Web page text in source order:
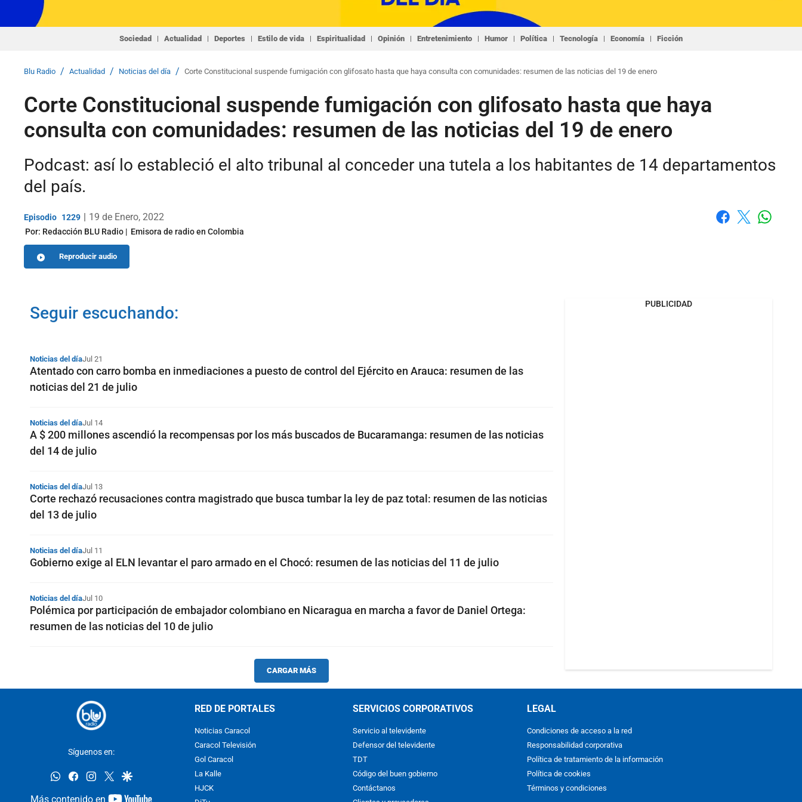
Sociedad Actualidad Deportes Estilo de vida Espiritualidad Opinión Entretenimiento Humor Política Tecnología Economía Ficción
Blu Radio / Actualidad / Noticias del día / Corte Constitucional suspende fumigación con glifosato hasta que haya consulta con comunidades: resumen de las noticias del 19 de enero
Corte Constitucional suspende fumigación con glifosato hasta que haya
consulta con comunidades: resumen de las noticias del 19 de enero
Podcast: así lo estableció el alto tribunal al conceder una tutela a los habitantes de 14 departamentos
del país.
1229 | 19 de Enero, 2022
Por: Redacción BLU Radio Emisora de radio en Colombia
Reproducir audio
Seguir escuchando:
Noticias del díaJul 21
Atentado con carro bomba en inmediaciones a puesto de control del Ejército en Arauca: resumen de las
noticias del 21 de julio
Noticias del díaJul 14
A $ 200 millones ascendió la recompensas por los más buscados de Bucaramanga: resumen de las noticias
del 14 de julio
Noticias del díaJul 13
Corte rechazó recusaciones contra magistrado que busca tumbar la ley de paz total: resumen de las noticias
del 13 de julio
Noticias del díaJul 11
Gobierno exige al ELN levantar el paro armado en el Chocó: resumen de las noticias del 11 de julio
Noticias del díaJul 10
Polémica por participación de embajador colombiano en Nicaragua en marcha a favor de Daniel Ortega:
resumen de las noticias del 10 de julio
CARGAR MÁS
PUBLICIDAD
Síguenos en:
whatsappfacebookinstagram
twittergoogle
Más contenido en youtube-
RED DE PORTALES
Noticias Caracol
Caracol Televisión
Gol Caracol
La Kalle
HJCK
SERVICIOS CORPORATIVOS
Servicio al televidente
Defensor del televidente
TDT
Código del buen gobierno
Contáctanos
LEGAL
Condiciones de acceso a la red
Responsabilidad corporativa
Política de tratamiento de la información
Política de cookies
Términos y condiciones